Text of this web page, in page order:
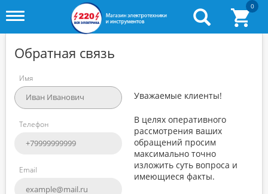
Toggle
0
Обратная связь
Имя
Телефон
Email
Уважаемые клиенты!
В целях оперативного
рассмотрения ваших
обращений просим
максимально точно
изложить суть вопроса и
имеющиеся факты.